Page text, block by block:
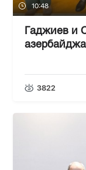
10:48
Гаджиев и
3822